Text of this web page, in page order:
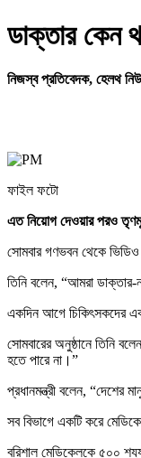
ডাক্তার কেন
নিজস্ব প্রতিবেদক, হেলথ
ফাইল ফটো
এত নিয়োগ দেওয়ার পরও তৃণমূল
সোমবার গণভবন থেকে ভিডিও
তিনি বলেন, “আমরা
একদিন আগে চিকিৎসকদের এক
সোমবারের অনুষ্ঠানে তিনি
হতে পারে না।”
প্রধানমন্ত্রী বলেন, “দেশের
সব বিভাগে একটি করে
বরিশাল মেডিকেলকে ৫০০